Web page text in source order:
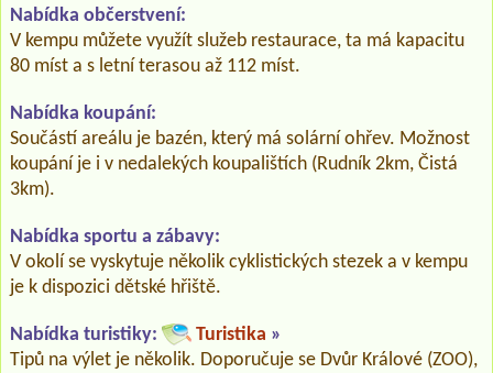
Nabídka občerstvení:
V kempu můžete využít služeb restaurace, ta má kapacitu
80 míst a s letní terasou až 112 míst.
Nabídka koupání:
Součástí areálu je bazén, který má solární ohřev. Možnost
koupání je i v nedalekých koupalištích (Rudník 2km, Čistá
3km).
Nabídka sportu a zábavy:
V okolí se vyskytuje několik cyklistických stezek a v kempu
je k dispozici dětské hřiště.
Nabídka turistiky: Turistika »
Tipů na výlet je několik. Doporučuje se Dvůr Králové (ZOO),